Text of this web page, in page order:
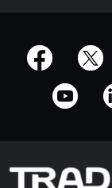
offizielle Social